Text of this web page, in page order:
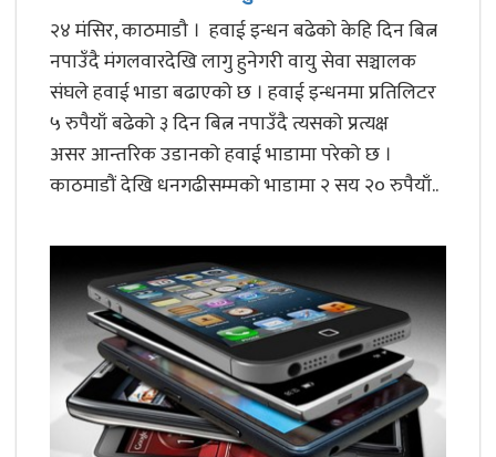
२४ मंसिर, काठमाडौ । हवाई इन्धन बढेको केहि दिन बित्न
नपाउँदै मंगलवारदेखि लागु हुनेगरी वायु सेवा सञ्चालक
संघले हवाई भाडा बढाएको छ । हवाई इन्धनमा प्रतिलिटर
५ रुपैयाँ बढेको ३ दिन बित्न नपाउँदै त्यसको प्रत्यक्ष
असर आन्तरिक उडानको हवाई भाडामा परेको छ ।
काठमाडौं देखि धनगढीसम्मको भाडामा २ सय २० रुपैयाँ..